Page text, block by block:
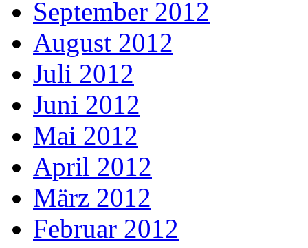
September 2012
August 2012
Juli 2012
Juni 2012
Mai 2012
April 2012
März 2012
Februar 2012